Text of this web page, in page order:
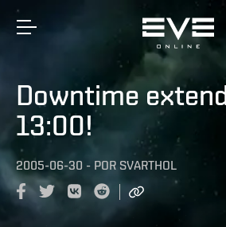
Downtime
13:00!
2005-06-30 - POR SVARTHOL